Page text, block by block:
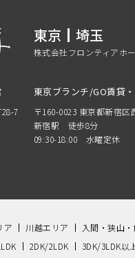
東京 埼玉
株式会社フロンティアホ
7
東京ブランチ/GO賃貸
〒160-0023 東京都新宿区
新宿駅 徒歩8分
09:30-18:00 水曜定休
ア 川越エリア 入間・狭山
2DK/2LDK 3DK/3LDK以